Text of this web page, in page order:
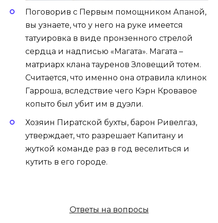
Поговорив с Первым помощником Апаной,
вы узнаете, что у него на руке имеется
татуировка в виде пронзенного стрелой
сердца и надписью «Магата». Магата –
матриарх клана тауренов Зловещий тотем.
Считается, что именно она отравила клинок
Гарроша, вследствие чего Кэрн Кровавое
копыто был убит им в дуэли.
Хозяин Пиратской бухты, барон Ривелгаз,
утверждает, что разрешает Капитану и
жуткой команде раз в год веселиться и
кутить в его городе.
Ответы на вопросы